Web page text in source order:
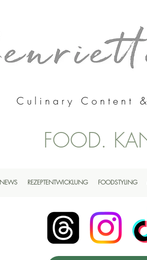
Culinary Content
FOOD.
NEWS REZEPTENTWICKLUNG FOODSTYLING